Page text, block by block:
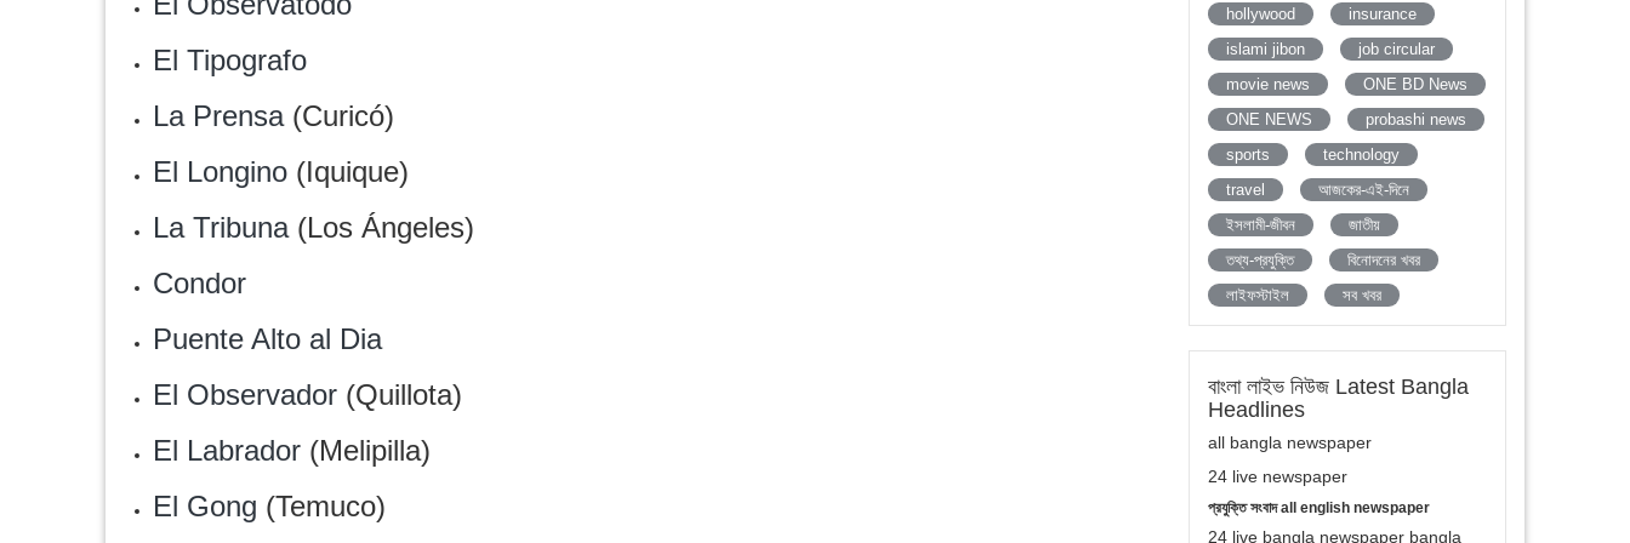
El Tipografo
La Prensa(Curicó)
El Longino (Iquique)
La Tribuna(Los Ángeles)
Condor
Puente Alto al Dia
El Observador (Quillota)
El Labrador (Melipilla)
El Gong (Temuco)
hollywood
insurance
islami jibon
job circular
movie news
ONE BD News
ONE NEWS
probashi news
sports
technology
travel
আজকের-এই-দিনে
ইসলামী-জীবন
জাতীয়
তথ্য-প্রযুক্তি
বিনোদনের খবর
লাইফস্টাইল
সব খবর
বাংলা লাইভ নিউজ Latest Bangla
Headlines
all bangla newspaper
24 live newspaper
প্রযুক্তি সংবাদ all english newspaper
24 live bangla newspaper bangla